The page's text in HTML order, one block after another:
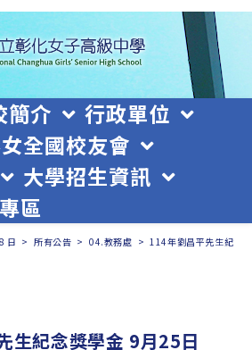
簡介
行政單位
全國校友會
大學招生資訊
區
8 日 > 所有公告 > 04.教務處 > 114年劉昌平先生紀念
生紀念獎學金 9月25日